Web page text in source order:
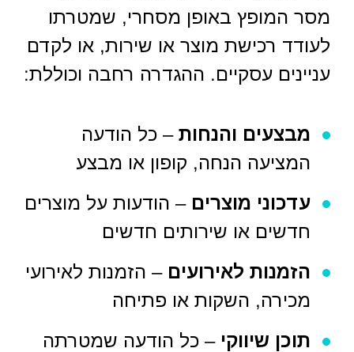
מסר המופץ באופן מסחרי, שמטרתו
לעודד רכישת מוצר או שירות, או לקדם
עניינים עסקיים. ההגדרה רחבה וכוללת:
מבצעים והנחות – כל הודעה
המציעה הנחה, קופון או מבצע
עדכוני מוצרים – הודעות על מוצרים
חדשים או שירותים חדשים
הזמנות לאירועים – הזמנות לאירועי
מכירה, השקות או פתיחה
תוכן שיווקי – כל הודעה שמטרתה